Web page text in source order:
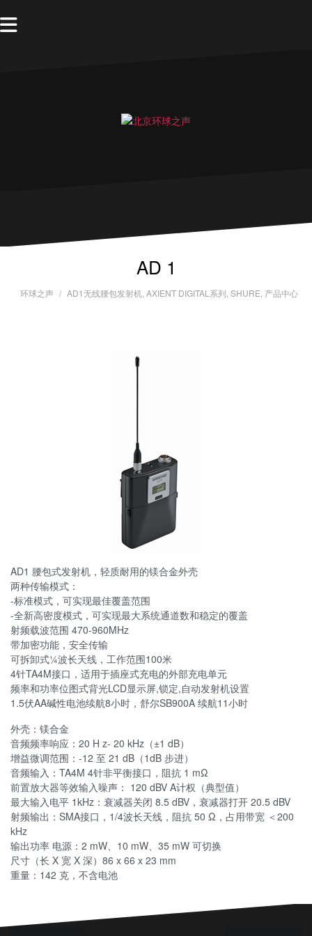
AD 1
环球之声 AD1无线腰包发射机, AXIENT DIGITAL系列 SHURE 产品中心
AD1 腰包式发射机，轻质耐用的镁合金外壳
两种传输模式：
-标准模式，可实现最佳覆盖范围
-全新高密度模式，可实现最大系统通道数和稳定的覆盖
射频载波范围 470-960MHz
带加密功能，安全传输
可拆卸式¼波长天线，工作范围100米
4针TA4M接口，适用于插座式充电的外部充电单元
频率和功率位图式背光LCD显示屏,锁定,自动发射机设置
1.5伏AA碱性电池续航8小时，舒尔SB900A 续航11小时
外壳：镁合金
音频频率响应：20 H z- 20 kHz（±1 dB）
增益微调范围：-12 至 21 dB（1dB 步进）
音频输入：TA4M 4针非平衡接口，阻抗 1 mΩ
前置放大器等效输入噪声： 120 dBV A计权（典型值）
最大输入电平 1kHz：衰减器关闭 8.5 dBV，衰减器打开 20.5 dBV
射频输出：SMA接口，1/4波长天线，阻抗 50 Ω，占用带宽 ＜200
kHz
输出功率 电源：2 mW、10 mW、35 mW 可切换
尺寸（长 X 宽 X 深）86 x 66 x 23 mm
重量：142 克，不含电池